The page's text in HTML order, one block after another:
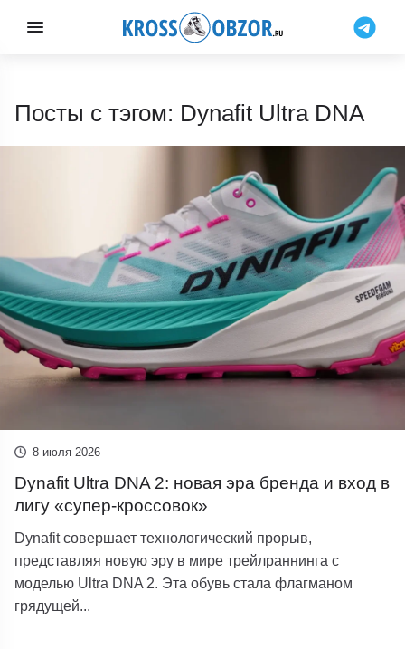
Посты с тэгом: Dynafit Ultra DNA
8 июля 2026
Dynafit Ultra DNA 2: новая эра бренда и вход в
лигу «супер-кроссовок»
Dynafit совершает технологический прорыв,
представляя новую эру в мире трейлраннинга с
моделью Ultra DNA 2. Эта обувь стала флагманом
грядущей...